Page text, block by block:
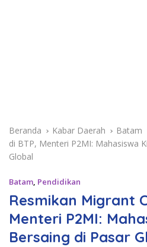
Beranda Kabar Daerah Batam
di BTP, Menteri P2MI: Mahasiswa
Global
Batam, Pendidikan
Resmikan Migrant
Menteri P2MI:
Bersaing di Pasar